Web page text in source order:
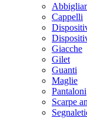
Cappelli
Giacche
Gilet
Guanti
Maglie
Pantaloni
Scarpe